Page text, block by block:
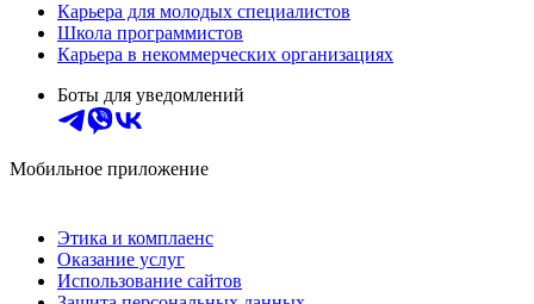
Карьера для молодых специалистов
Школа программистов
Карьера в некоммерческих организациях
Боты для уведомлений
Мобильное приложение
Этика и комплаенс
Оказание услуг
Использование сайтов